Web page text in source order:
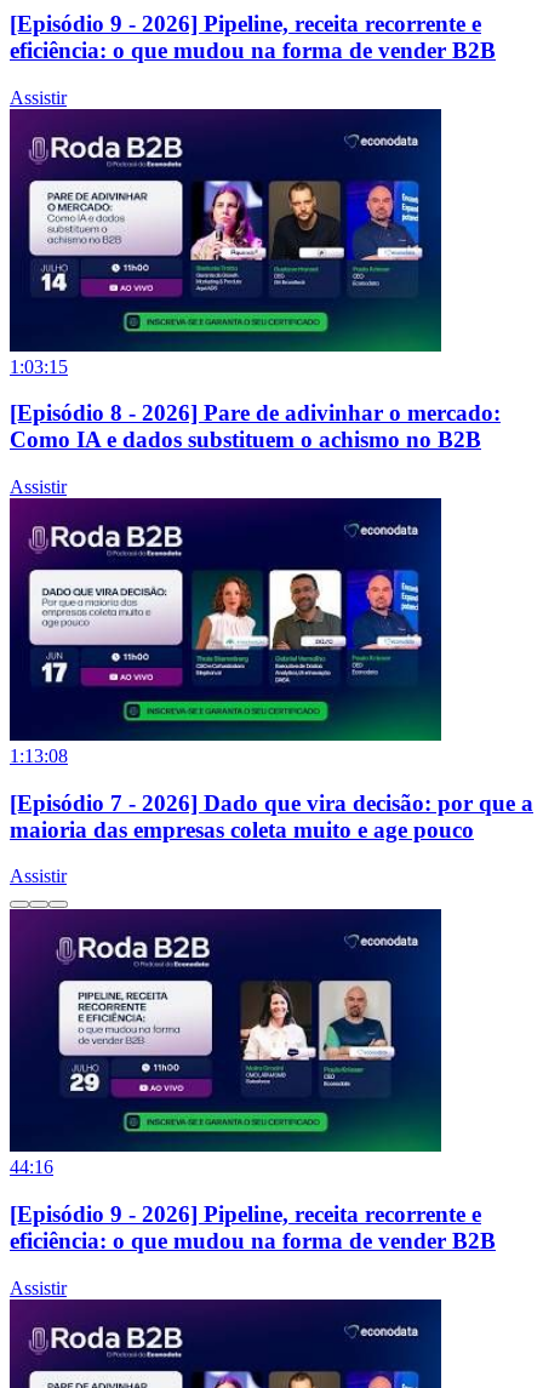
[Episódio 9 - 2026] Pipeline, receita recorrente e
eficiência: o que mudou na forma de vender B2B
Assistir
1:03:15
[Episódio 8 - 2026] Pare de adivinhar o mercado:
Como IA e dados substituem o achismo no B2B
Assistir
1:13:08
[Episódio 7 - 2026] Dado que vira decisão: por que a
maioria das empresas coleta muito e age pouco
Assistir
44:16
[Episódio 9 - 2026] Pipeline, receita recorrente e
eficiência: o que mudou na forma de vender B2B
Assistir